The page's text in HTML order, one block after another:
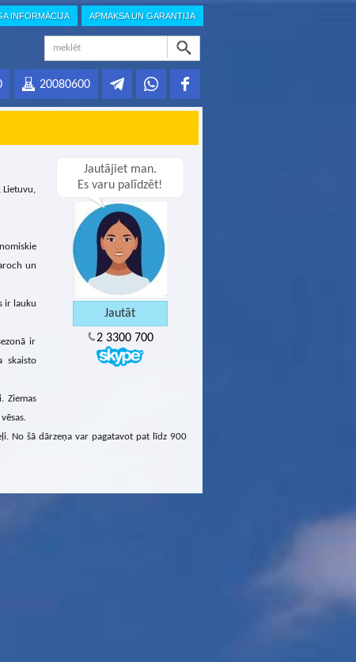
INFORMĀCIJA APMAKSA UN GARANTIJA
20080600
Jautājiet man.
Es varu palīdzēt!
2 3300 700
Lietuvu,
un
ir lauku
ir
skaisto
Ziemas
No šā dārzeņa var pagatavot pat līdz 900